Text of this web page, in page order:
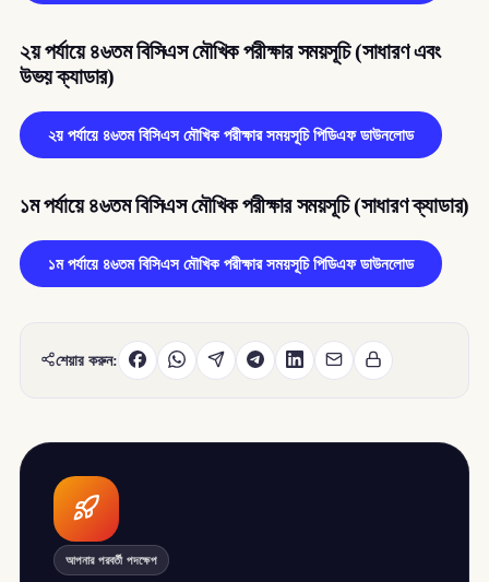
২য় পর্যায়ে ৪৬তম বিসিএস মৌখিক পরীক্ষার সময়সূচি (সাধারণ এবং
উভয় ক্যাডার)
২য় পর্যায়ে ৪৬তম বিসিএস মৌখিক পরীক্ষার সময়সূচি পিডিএফ ডাউনলোড
১ম পর্যায়ে ৪৬তম বিসিএস মৌখিক পরীক্ষার সময়সূচি (সাধারণ ক্যাডার)
১ম পর্যায়ে ৪৬তম বিসিএস মৌখিক পরীক্ষার সময়সূচি পিডিএফ ডাউনলোড
শেয়ার করুন:
আপনার পরবর্তী পদক্ষেপ